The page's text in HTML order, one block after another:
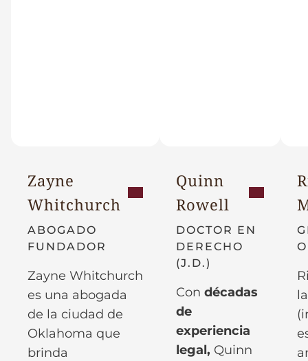
Zayne
Whitchurch
ABOGADO
FUNDADOR
Zayne Whitchurch
es una abogada
de la ciudad de
Oklahoma que
brinda
Quinn
Rowell
DOCTOR EN
DERECHO
(J.D.)
Con décadas
de
experiencia
legal, Quinn